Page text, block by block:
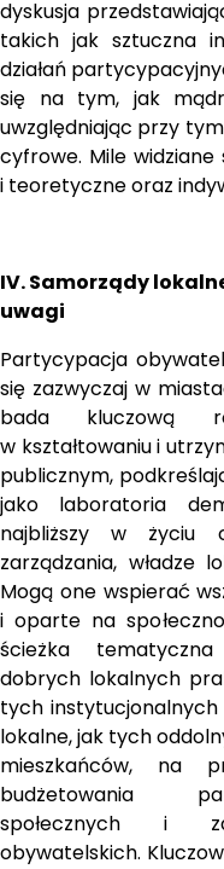
dyskusja
takich jak sztuczna
działań
się na tym, jak
uwzględniając przy
cyfrowe. Mile
i teoretyczne oraz
IV. Samorządy
uwagi
Partycypacja
się zazwyczaj w
bada kluczową
w kształtowaniu i
publicznym,
jako laboratoria
najbliższy w życiu
zarządzania, władze
Mogą one wspierać
i oparte na
ścieżka
dobrych lokalnych
tych
lokalne, jak tych
mieszkańców, na
budżetowania
społecznych i
obywatelskich.